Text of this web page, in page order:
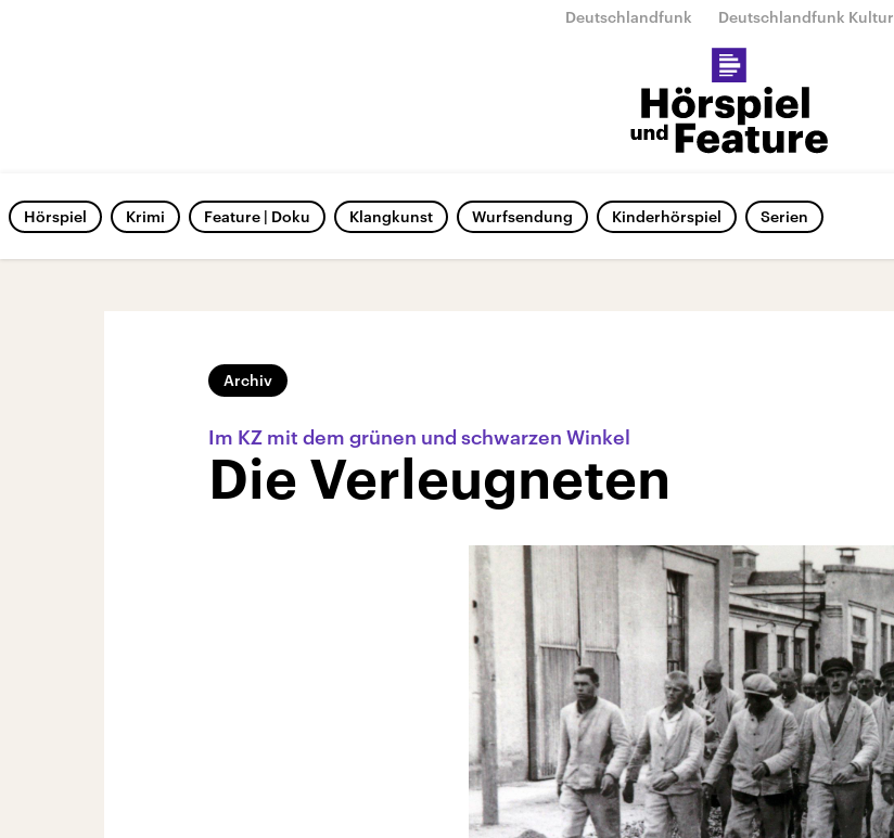
Deutschlandfunk Deutschlandfunk Kultur
Hörspiel Krimi Feature | Doku Klangkunst Wurfsendung Kinderhörspiel Serien
Archiv
Im KZ mit dem grünen und schwarzen Winkel
Die Verleugneten